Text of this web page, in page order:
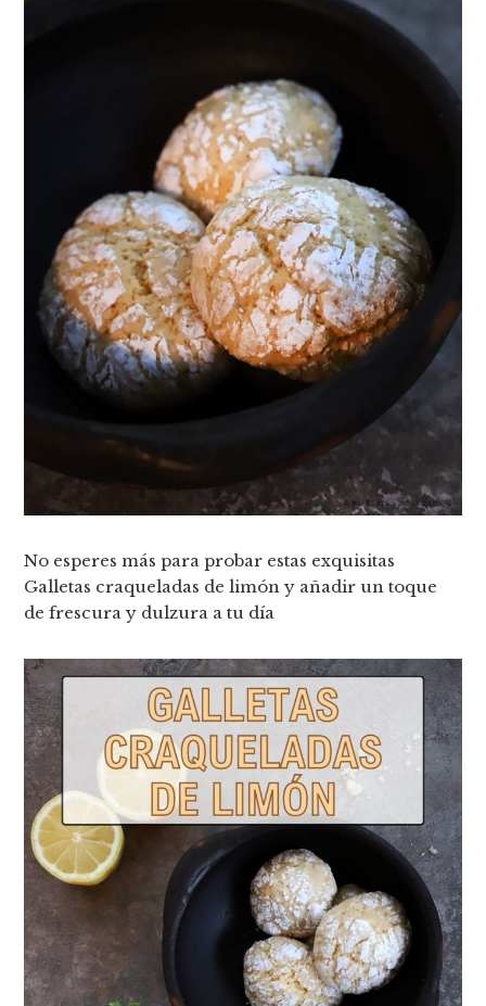
No esperes más para probar estas exquisitas
Galletas craqueladas de limón y añadir un toque
de frescura y dulzura a tu día